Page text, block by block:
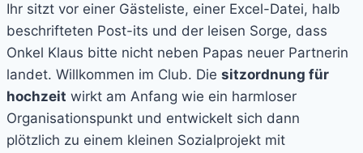
Ihr sitzt vor einer Gästeliste, einer Excel-Datei, halb
beschrifteten Post-its und der leisen Sorge, dass
Onkel Klaus bitte nicht neben Papas neuer Partnerin
landet. Willkommen im Club. Die sitzordnung für
hochzeit wirkt am Anfang wie ein harmloser
Organisationspunkt und entwickelt sich dann
plötzlich zu einem kleinen Sozialprojekt mit